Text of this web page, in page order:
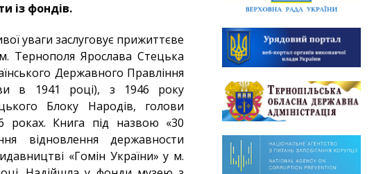
із фондів.
уваги заслуговує прижиттєве
Тернополя Ярослава Стецька
Державного Правління
в 1941 році), з 1946 року
Блоку Народів, голови
Книга під назвою «30
відновлення державности
«Гомін України» у м.